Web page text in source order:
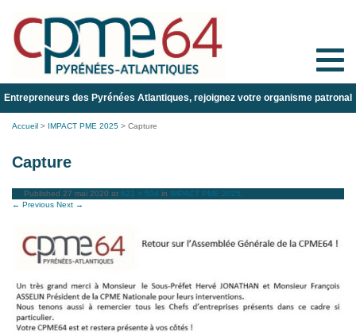
Toggle
Entrepreneurs des Pyrénées Atlantiques, rejoignez votre organisme patronal
Accueil > IMPACT PME 2025 > Capture
Capture
Published 27 mai 2020 at 621 × 504 in IMPACT PME 2025
← Previous Next →